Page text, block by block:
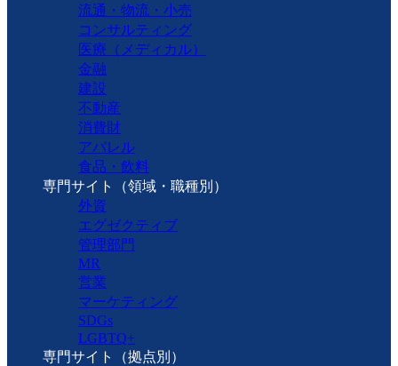
流通・物流・小売
コンサルティング
医療（メディカル）
金融
建設
不動産
消費財
アパレル
食品・飲料
専門サイト（領域・職種別）
外資
エグゼクティブ
管理部門
MR
営業
マーケティング
SDGs
LGBTQ+
専門サイト（拠点別）